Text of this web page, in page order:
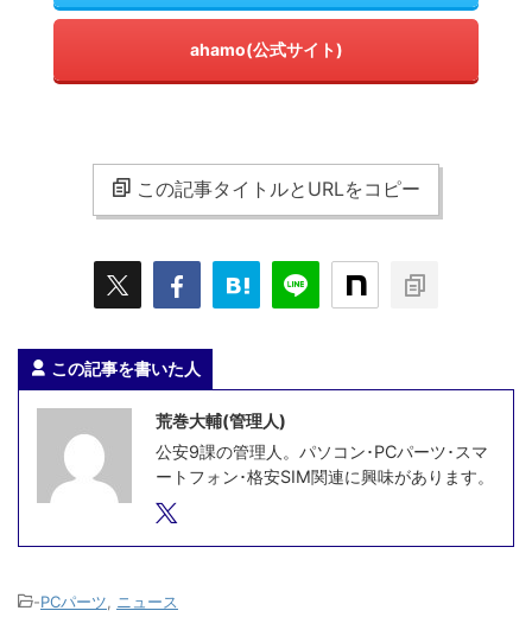
ahamo(公式サイト)
この記事タイトルとURLをコピー
この記事を書いた人
荒巻大輔(管理人)
公安9課の管理人。パソコン･PCパーツ･スマ
ートフォン･格安SIM関連に興味があります。
-PCパーツ
ニュース